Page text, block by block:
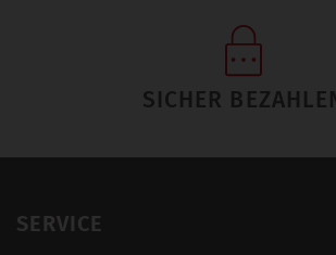
SICHER
SERVICE